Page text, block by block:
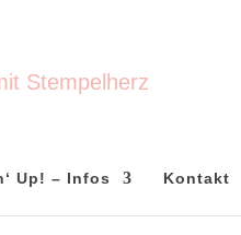
Up! – Infos Kontakt